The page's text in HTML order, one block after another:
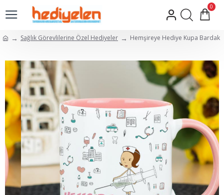
0
Sağlık Görevlilerine Özel Hediyeler Hemşireye Hediye Kupa Bardak